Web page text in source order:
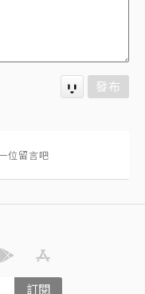
發布
訂閱